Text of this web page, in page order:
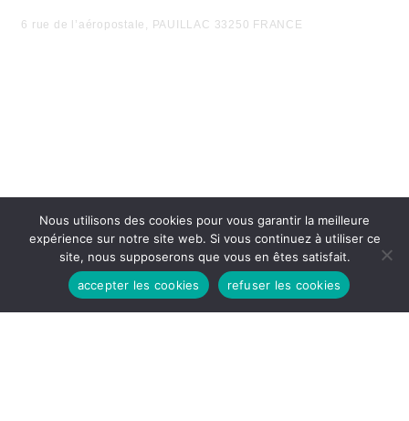
6 rue de l’aéropostale, PAUILLAC 33250 FRANCE
Lundi - Vendredi:
8h30 - 12H
14H - 17h30
Nous utilisons des cookies pour vous garantir la meilleure
expérience sur notre site web. Si vous continuez à utiliser ce
site, nous supposerons que vous en êtes satisfait.
accepter les cookies
refuser les cookies